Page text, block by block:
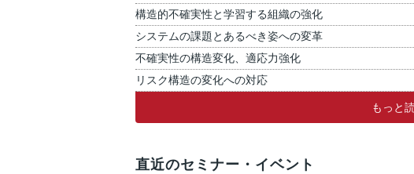
構造的不確実性と学習する組織の強化
システムの課題とあるべき姿への変革
不確実性の構造変化、適応力強化
リスク構造の変化への対応
もっと
直近のセミナー・イベント